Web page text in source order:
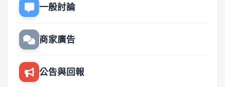
一般討論
商家廣告
公告與回報